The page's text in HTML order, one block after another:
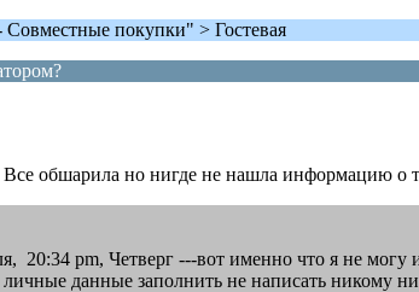
покупки" > Гостевая
обшарила но нигде не нашла информацию о
20:34 pm, Четверг ---вот именно что я не
данные заполнить не написать никому